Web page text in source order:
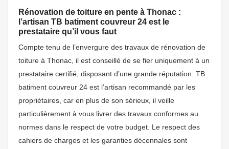
Rénovation de toiture en pente à Thonac :
l’artisan TB batiment couvreur 24 est le
prestataire qu’il vous faut
Compte tenu de l’envergure des travaux de rénovation de
toiture à Thonac, il est conseillé de se fier uniquement à un
prestataire certifié, disposant d’une grande réputation. TB
batiment couvreur 24 est l’artisan recommandé par les
propriétaires, car en plus de son sérieux, il veille
particulièrement à vous livrer des travaux conformes au
normes dans le respect de votre budget. Le respect des
cahiers de charges et les garanties décennales sont